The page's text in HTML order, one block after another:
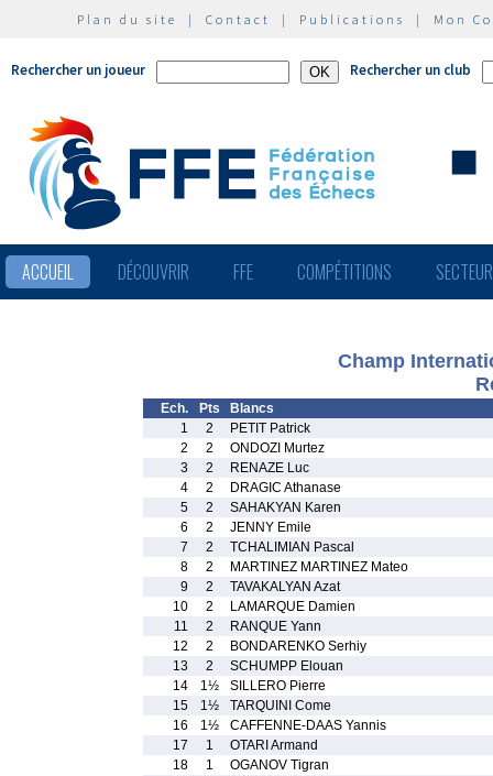
Plan du site | Contact | Publications | Mon
Rechercher un joueur Rechercher un club
ACCUEIL DÉCOUVRIR FFE COMPÉTITIONS
Champ
Ech. Pts
Blancs
1
2
PETIT Patrick
2
2
ONDOZI Murtez
3
2
RENAZE Luc
4
2
DRAGIC Athanase
5
2
SAHAKYAN Karen
6
2
JENNY Emile
7
2
TCHALIMIAN Pascal
8
2
MARTINEZ MARTINEZ Mateo
9
2
TAVAKALYAN Azat
10
2
LAMARQUE Damien
11
2
RANQUE Yann
12
2
BONDARENKO Serhiy
13
2
SCHUMPP Elouan
14
1½
SILLERO Pierre
15
1½
TARQUINI Come
16
1½
CAFFENNE-DAAS Yannis
17
1
OTARI Armand
18
1
OGANOV Tigran